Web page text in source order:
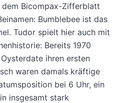
Bicompax-Zifferblatt
Bumblebee ist das
Tudor spielt hier auch mit
Bereits 1970
ihren ersten
waren damals kräftige
bei 6 Uhr, ein
insgesamt stark